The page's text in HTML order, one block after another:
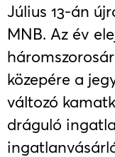
Július 13-án
MNB. Az év
közepére a
változó
dráguló